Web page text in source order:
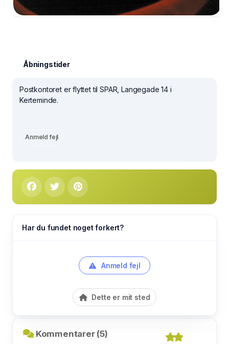
Åbningstider
Postkontoret er flyttet til SPAR, Langegade 14 i
Kerteminde.
Anmeld fejl
Har du fundet noget forkert?
Anmeld fejl
Dette er mit sted
Kommentarer (5)